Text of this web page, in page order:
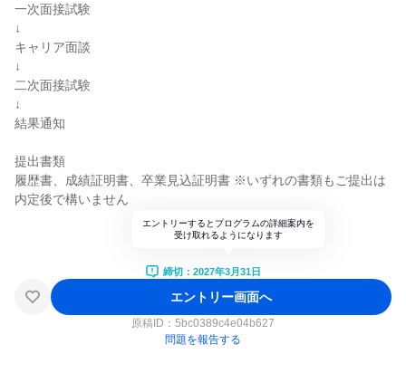
一次面接試験
↓
キャリア面談
↓
二次面接試験
↓
結果通知
提出書類
履歴書、成績証明書、卒業見込証明書 ※いずれの書類もご提出は
内定後で構いません
エントリーするとプログラムの詳細案内を
受け取れるようになります
締切：2027年3月31日
エントリー画面へ
原稿ID： 5bc0389c4e04b627
問題を報告する